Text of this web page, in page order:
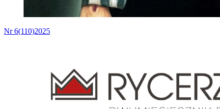
Nr 6(110)2025